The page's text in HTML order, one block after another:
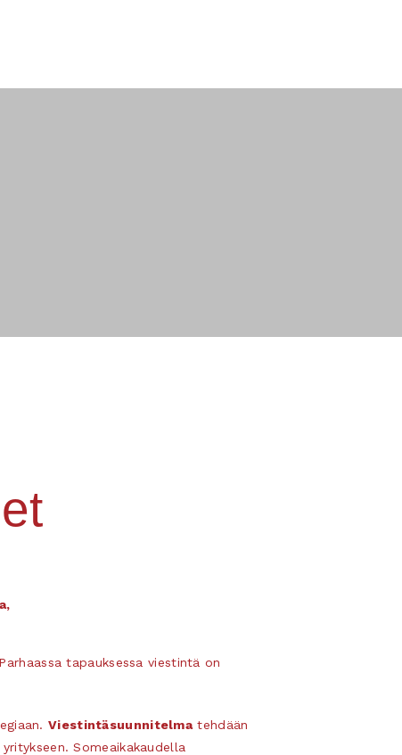
tapauksessa viestintä on
Viestintäsuunnitelmatehdään
Someaikakaudella